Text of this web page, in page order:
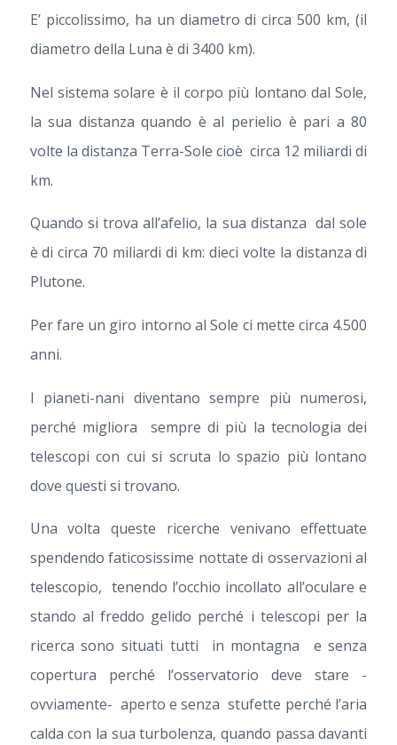
E’ piccolissimo, ha un diametro di circa 500 km, (il
diametro della Luna è di 3400 km).
Nel sistema solare è il corpo più lontano dal Sole,
la sua distanza quando è al perielio è pari a 80
volte la distanza Terra-Sole cioè circa 12 miliardi di
km.
Quando si trova all’afelio, la sua distanza dal sole
è di circa 70 miliardi di km: dieci volte la distanza di
Plutone.
Per fare un giro intorno al Sole ci mette circa 4.500
anni.
I pianeti-nani diventano sempre più numerosi,
perché migliora sempre di più la tecnologia dei
telescopi con cui si scruta lo spazio più lontano
dove questi si trovano.
Una volta queste ricerche venivano effettuate
spendendo faticosissime nottate di osservazioni al
telescopio, tenendo l’occhio incollato all’oculare e
stando al freddo gelido perché i telescopi per la
ricerca sono situati tutti in montagna e senza
copertura perché l’osservatorio deve stare -
ovviamente- aperto e senza stufette perché l’aria
calda con la sua turbolenza, quando passa davanti